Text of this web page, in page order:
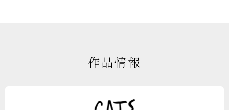
作品情報